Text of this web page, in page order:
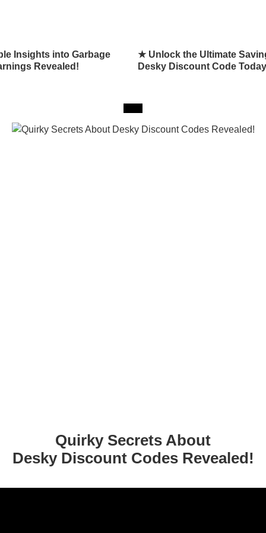
Insights into Garbage
Revealed!
★ Unlock the Ultimate
Desky Discount Code
Quirky Secrets About
Desky Discount Codes Revealed!